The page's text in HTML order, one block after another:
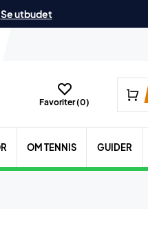
Se utbudet
Favoriter (0)
OM TENNIS GUIDER